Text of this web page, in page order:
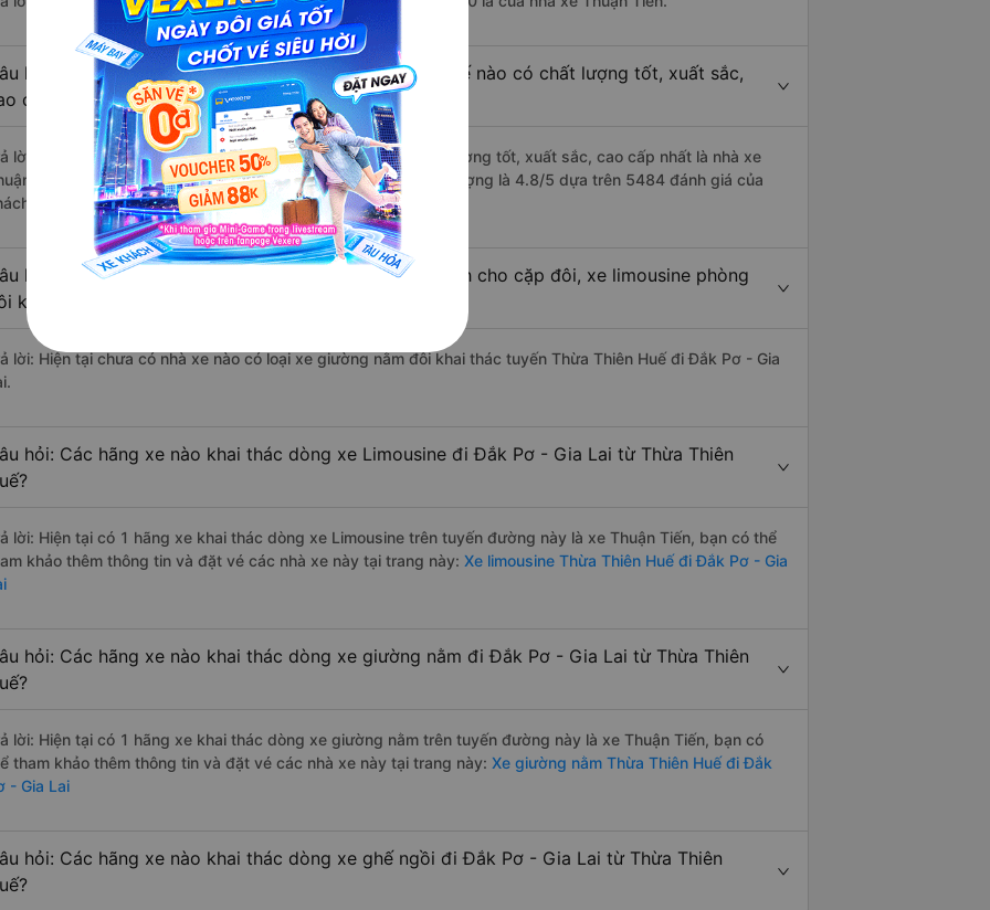
hỏi: Review xe đi Đắk Pơ - Gia Lai từ Thừa Thiên Huế nào có chất lượng tốt, xuất sắc,
cấp nhất?
lời: Những hãng xe đi Thừa Thiên Huế Đắk Pơ - Gia Lai chất lượng tốt, xuất sắc, cao cấp nhất là nhà xe
Tiến đi Đắk Pơ - Gia Lai từ Thừa Thiên Huế với điểm chất lượng là 4.8/5 dựa trên 5484 đánh giá của
hàng).
hỏi: Có loại xe Thừa Thiên Huế Đắk Pơ - Gia Lai dành cho cặp đôi, xe limousine phòng
không?
lời: Hiện tại chưa có nhà xe nào có loại xe giường nằm đôi khai thác tuyến Thừa Thiên Huế đi Đắk Pơ - Gia
hỏi: Các hãng xe nào khai thác dòng xe Limousine đi Đắk Pơ - Gia Lai từ Thừa Thiên
lời: Hiện tại có 1 hãng xe khai thác dòng xe Limousine trên tuyến đường này là xe Thuận Tiến, bạn có thể
khảo thêm thông tin và đặt vé các nhà xe này tại trang này: Xe limousine Thừa Thiên Huế đi Đắk Pơ - Gia
hỏi: Các hãng xe nào khai thác dòng xe giường nằm đi Đắk Pơ - Gia Lai từ Thừa Thiên
lời: Hiện tại có 1 hãng xe khai thác dòng xe giường nằm trên tuyến đường này là xe Thuận Tiến, bạn có
tham khảo thêm thông tin và đặt vé các nhà xe này tại trang này: Xe giường nằm Thừa Thiên Huế đi Đắk
- Gia Lai
hỏi: Các hãng xe nào khai thác dòng xe ghế ngồi đi Đắk Pơ - Gia Lai từ Thừa Thiên